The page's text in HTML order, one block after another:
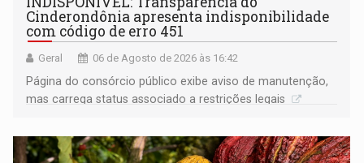
Cinderondônia apresenta indisponibilidade
com código de erro 451
Geral 06 de Agosto de 2026 às 16:42
Página do consórcio público exibe aviso de manutenção,
mas carrega status associado a restrições legais